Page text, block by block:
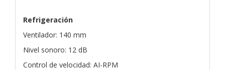
Refrigeración
Ventilador: 140 mm
Nivel sonoro: 12 dB
Control de velocidad: AI-RPM